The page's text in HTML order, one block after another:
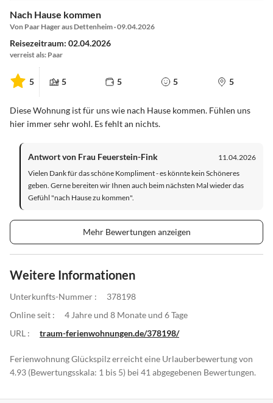
Nach Hause kommen
Von Paar Hager aus Dettenheim · 09.04.2026
Reisezeitraum: 02.04.2026
verreist als: Paar
5 5 5 5 5
Diese Wohnung ist für uns wie nach Hause kommen. Fühlen uns
hier immer sehr wohl. Es fehlt an nichts.
Antwort von Frau Feuerstein-Fink
11.04.2026
Vielen Dank für das schöne Kompliment - es könnte kein Schöneres
geben. Gerne bereiten wir Ihnen auch beim nächsten Mal wieder das
Gefühl "nach Hause zu kommen".
Mehr Bewertungen anzeigen
Weitere Informationen
Unterkunfts-Nummer :
378198
Online seit :
4 Jahre und 8 Monate und 6 Tage
URL :
traum-ferienwohnungen.de/378198/
Ferienwohnung Glückspilz erreicht eine Urlauberbewertung von
4.93 (Bewertungsskala: 1 bis 5) bei 41 abgegebenen Bewertungen.